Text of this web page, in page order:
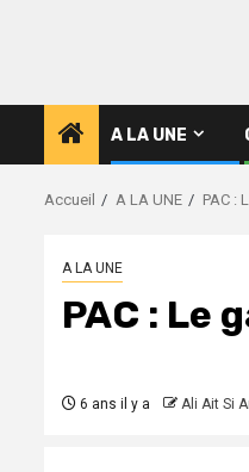
A LA UNE
Accueil A LA UNE PAC :
A LA UNE
PAC : Le
6 ans il y a Ali Ait Si